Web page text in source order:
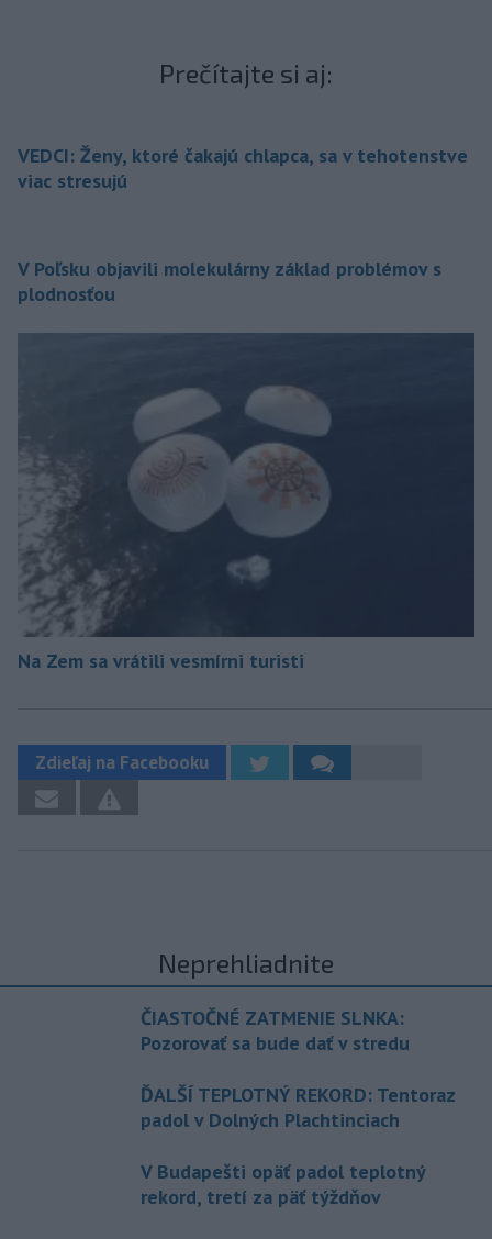
Prečítajte si aj:
VEDCI: Ženy, ktoré čakajú chlapca, sa v tehotenstve
viac stresujú
V Poľsku objavili molekulárny základ problémov s
plodnosťou
Na Zem sa vrátili vesmírni turisti
Zdieľaj na Facebooku
Neprehliadnite
ČIASTOČNÉ ZATMENIE SLNKA:
Pozorovať sa bude dať v stredu
ĎALŠÍ TEPLOTNÝ REKORD: Tentoraz
padol v Dolných Plachtinciach
V Budapešti opäť padol teplotný
rekord, tretí za päť týždňov